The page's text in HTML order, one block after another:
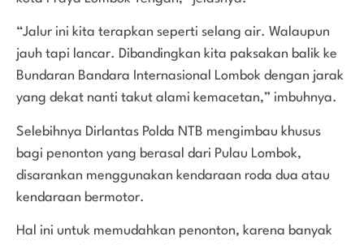
“Jalur ini kita terapkan seperti selang air. Walaupun
jauh tapi lancar. Dibandingkan kita paksakan balik ke
Bundaran Bandara Internasional Lombok dengan jarak
yang dekat nanti takut alami kemacetan,” imbuhnya.
Selebihnya Dirlantas Polda NTB mengimbau khusus
bagi penonton yang berasal dari Pulau Lombok,
disarankan menggunakan kendaraan roda dua atau
kendaraan bermotor.
Hal ini untuk memudahkan penonton, karena banyak